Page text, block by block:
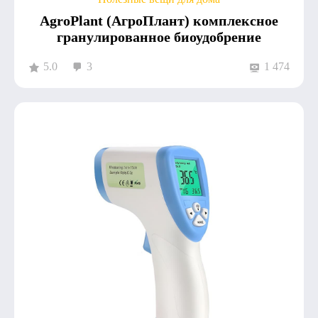
AgroPlant (АгроПлант) комплексное
гранулированное биоудобрение
5.0 3 1 474